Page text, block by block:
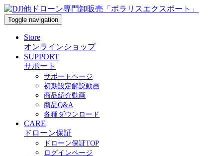
Toggle navigation
Store
オンラインショップ
SUPPORT
サポート
サポートページ
初期設定解説動画
商品紹介動画
商品Q&A
各種ダウンロード
CARE
ドローン保証
ドローン保証TOP
ログインページ